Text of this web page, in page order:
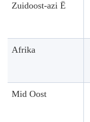
Zuidoost-azi Ë
Afrika
Mid Oost